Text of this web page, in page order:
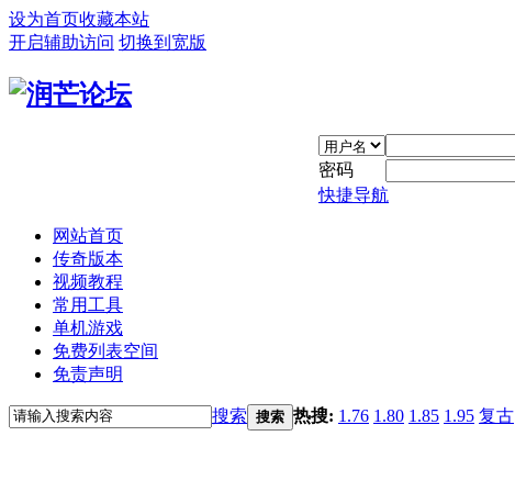
设为首页收藏本站
开启辅助访问 切换到宽版
密码
快捷导航
网站首页
传奇版本
视频教程
常用工具
单机游戏
免费列表空间
免责声明
搜索 搜索 热搜: 1.76 1.80 1.85 1.95 复古